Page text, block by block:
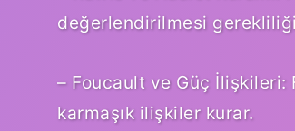
değerlendirilmesi
– Foucault ve Güç İlişkileri:
karmaşık ilişkiler kurar.